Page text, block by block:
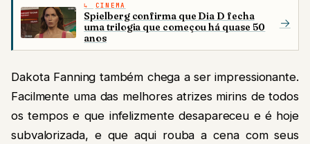
CINEMA
Spielberg confirma que Dia D fecha
uma trilogia que começou há quase 50
anos
→
Dakota Fanning também chega a ser impressionante.
Facilmente uma das melhores atrizes mirins de todos
os tempos e que infelizmente desapareceu e é hoje
subvalorizada, e que aqui rouba a cena com seus